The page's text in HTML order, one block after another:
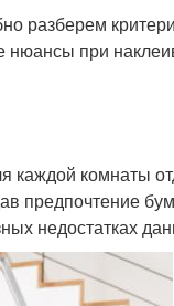
разберем
при
комнаты
предпочтение
недостатках